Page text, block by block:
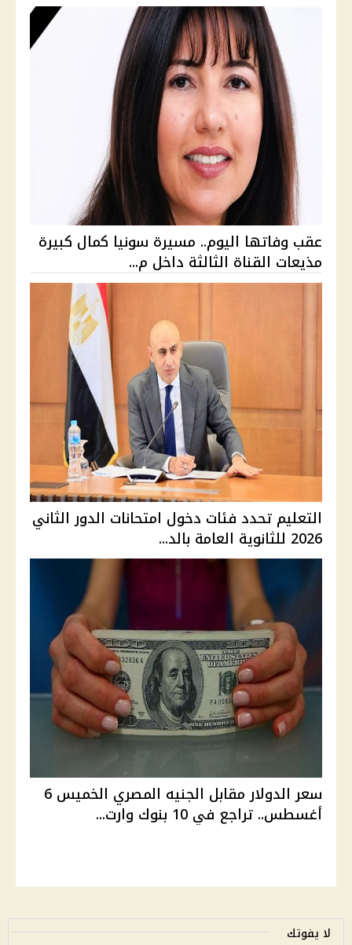
عقب وفاتها اليوم.. مسيرة سونيا كمال كبيرة
مذيعات القناة الثالثة داخل م...
التعليم تحدد فئات دخول امتحانات الدور الثاني
2026 للثانوية العامة بالد...
سعر الدولار مقابل الجنيه المصري الخميس 6
أغسطس.. تراجع في 10 بنوك وارت...
لا يفوتك